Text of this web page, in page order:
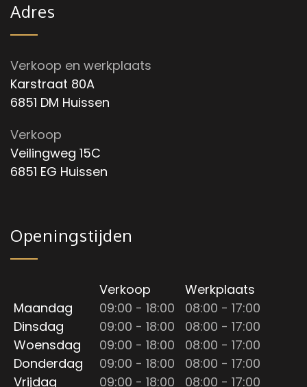
Adres
Verkoop en werkplaats
Karstraat 80A
6851 DM Huissen
Verkoop
Veilingweg 15C
6851 EG Huissen
Openingstijden
Verkoop
Werkplaats
Maandag
09:00 - 18:00
08:00 - 17:00
Dinsdag
09:00 - 18:00
08:00 - 17:00
Woensdag
09:00 - 18:00
08:00 - 17:00
Donderdag
09:00 - 18:00
08:00 - 17:00
Vrijdag
09:00 - 18:00 08:00 - 17:00